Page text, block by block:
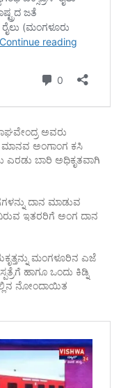
ಅವರು
ಮಾನವ ಅಂಗಾಂಗ ಕಸಿ
ಎರಡು ಬಾರಿ ಅಧಿಕೃತವಾಗಿ
ದಾನ ಮಾಡುವ
ಇತರರಿಗೆ ಅಂಗ ದಾನ
ಮಂಗಳೂರಿನ ಎಜೆ
ಹಾಗೂ ಒಂದು ಕಿಡ್ನಿ
ನೋಂದಾಯಿತ